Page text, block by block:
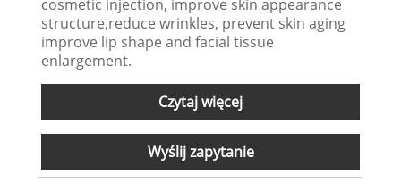
cosmetic injection, improve skin appearance
structure,reduce wrinkles, prevent skin aging
improve lip shape and facial tissue
enlargement.
Czytaj więcej
Wyślij zapytanie